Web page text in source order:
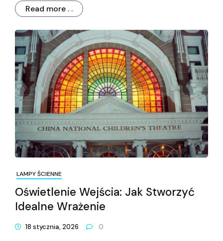
Read more . .
LAMPY ŚCIENNE
Oświetlenie Wejścia: Jak Stworzyć
Idealne Wrażenie
18 stycznia, 2026 0